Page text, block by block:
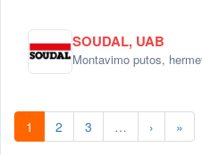
SOUDAL, UAB
Montavimo putos,
1 2 3 … › »